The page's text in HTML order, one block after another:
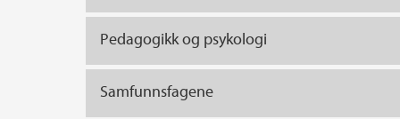
Pedagogikk og psykologi
Samfunnsfagene